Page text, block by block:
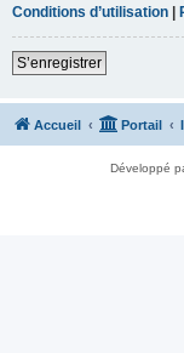
Conditions d’utilisation |
S’enregistrer
Accueil Portail
Développé